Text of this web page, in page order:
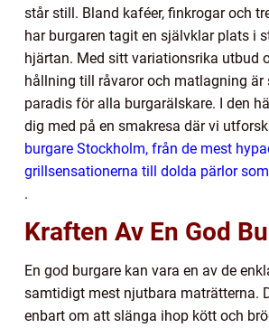
står still. Bland kaféer, finkrogar och
har burgaren tagit en självklar plats i
hjärtan. Med sitt variationsrika utbud
hållning till råvaror och matlagning är
paradis för alla burgarälskare. I den
dig med på en smakresa där vi
burgare Stockholm, från de mest
grillsensationerna till dolda pärlor
.
Kraften Av En God
En god burgare kan vara en av de
samtidigt mest njutbara maträtterna.
enbart om att slänga ihop kött och